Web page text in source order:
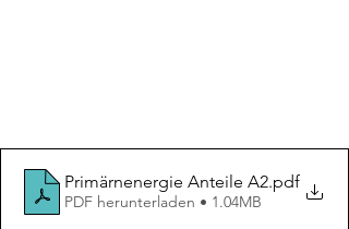
Primärnenergie Anteile A2.pdf
PDF herunterladen • 1.04MB